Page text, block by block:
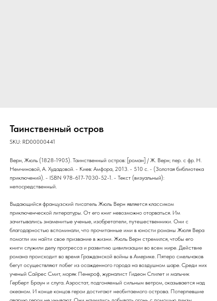
Таинственный остров
SKU: RD00000441
Верн, Жюль (1828-1905). Таинственный остров: [роман] / Ж. Верн; пер. с фр. Н.
Немчиновой, А. Худадовой. - Киев: Амфора, 2013. - 510 с. - (Золотая библиотека
приключений). - ISBN 978-617-7030-52-1. - Текст (визуальный):
непосредственный.
Выдающийся французский писатель Жюль Верн является классиком
приключенческой литературы. От его книг невозможно оторваться. Им
зачитывались знаменитые ученые, изобретатели, путешественники. Они с
благодарностью вспоминали, что прочитанные ими в юности романы Жюля Вера
помогли им найти свое призвание в жизни. Жюль Верн стремился, чтобы его
книги служили делу прогресса и развитию цивилизации во всем мире. Действие
романа происходит во время Гражданской войны в Америке. Пятеро смельчаков
бегут осуществляют побег из осажденного города на воздушном шаре. Среди них
ученый Сайрес Смит, моряк Пенкроф, журналист Гидеон Спилет и мальчик
Герберт Браун и слуга. Аэростат, подгоняемый сильным ветром, оказывается над
океаном. И конце концов герои достигают необитаемого острова. Потерпевшие